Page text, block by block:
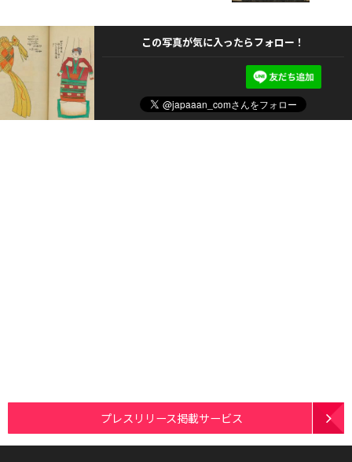
この写真が気に入ったらフォロー！
プレスリリース掲載サービス